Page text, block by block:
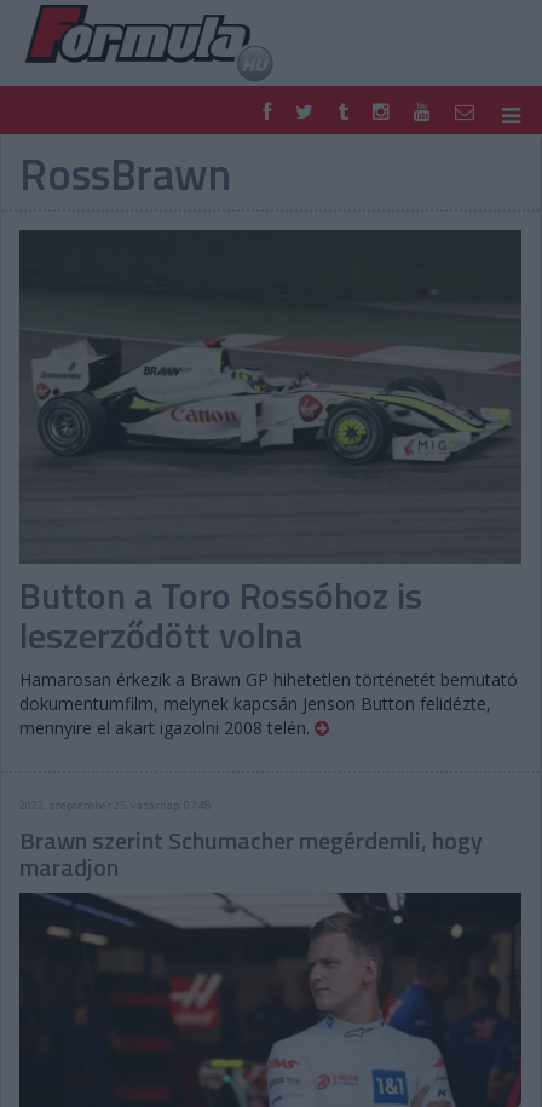
F1
FORMULA
DIGITÁLIS MAGAZIN
VERSENYNAPTÁRAK
RossBrawn
Button a Toro Rossóhoz is
leszerződött volna
Hamarosan érkezik a Brawn GP hihetetlen történetét bemutató
dokumentumfilm, melynek kapcsán Jenson Button felidézte,
mennyire el akart igazolni 2008 telén.
2022. szeptember 25. vasárnap, 07:48
Brawn szerint Schumacher megérdemli, hogy
maradjon